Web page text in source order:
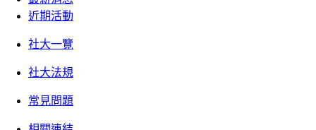
近期活動
社大一覽
社大法規
常見問題